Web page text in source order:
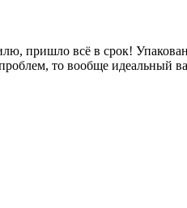
пришло всё в срок!
то вообще идеальный